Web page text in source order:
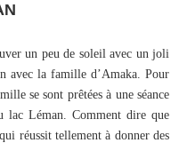
un peu de soleil avec un joli
avec la famille d’Amaka. Pour
se sont prêtées à une séance
lac Léman. Comment dire que
réussit tellement à donner des